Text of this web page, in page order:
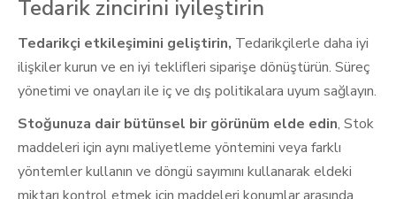
Tedarik zincirini iyileştirin
Tedarikçi etkileşimini geliştirin, Tedarikçilerle daha iyi
ilişkiler kurun ve en iyi teklifleri siparişe dönüştürün. Süreç
yönetimi ve onayları ile iç ve dış politikalara uyum sağlayın.
Stoğunuza dair bütünsel bir görünüm elde edin, Stok
maddeleri için aynı maliyetleme yöntemini veya farklı
yöntemler kullanın ve döngü sayımını kullanarak eldeki